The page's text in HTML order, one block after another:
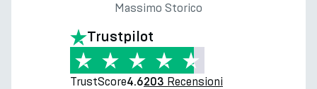
Massimo Storico
Trustpilot
TrustScore4.6203 Recensioni